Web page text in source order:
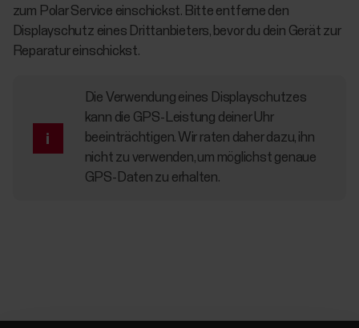
zum Polar Service einschickst. Bitte entferne den
Displayschutz eines Drittanbieters, bevor du dein Gerät zur
Reparatur einschickst.
Die Verwendung eines Displayschutzes
kann die GPS-Leistung deiner Uhr
beeinträchtigen. Wir raten daher dazu, ihn
nicht zu verwenden, um möglichst genaue
GPS-Daten zu erhalten.